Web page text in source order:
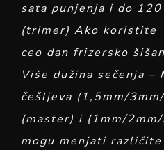
sata punjenja i do
(trimer) Ako koristite
ceo dan frizersko
Više dužina sečenja
češljeva (1,5mm/
(master) i (1mm/
mogu menjati